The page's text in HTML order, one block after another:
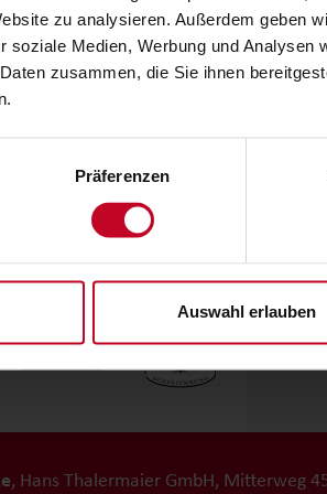
zu analysieren. Außerdem geben
soziale Medien, Werbung und Analysen
zusammen, die Sie ihnen
Präferenzen
Auswahl erlauben
Wunsch nach Komfort und
Unsere qualitativ hochwertigen
ökologisch nachhaltigen und
, Hans Thalermaier GmbH, Mitterweg